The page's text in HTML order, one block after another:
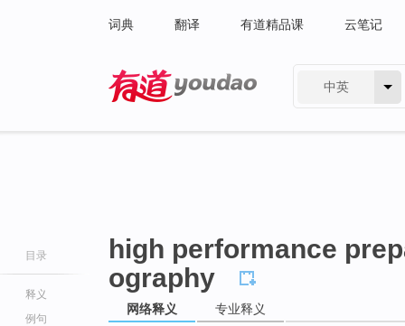
词典 翻译 有道精品课 云笔记
中英
目录
释义
例句
high performance
ography
网络释义 专业释义